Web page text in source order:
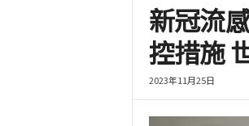
新冠流
控措施
2023年11月25日